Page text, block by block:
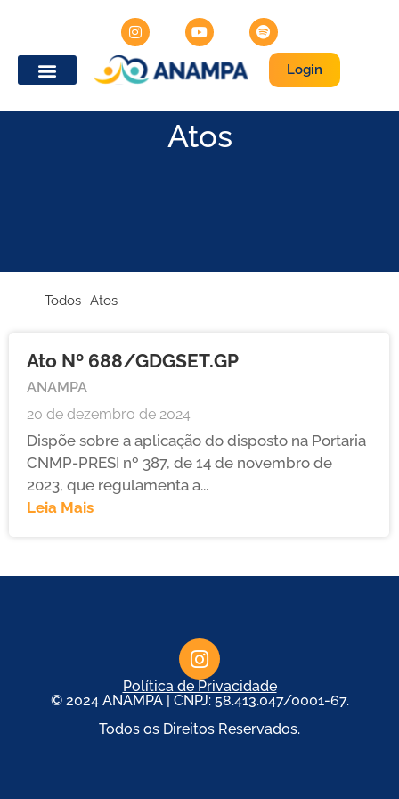
Login
Atos
Todos Atos
Ato Nº 688/GDGSET.GP
ANAMPA
20 de dezembro de 2024
Dispõe sobre a aplicação do disposto na Portaria
CNMP-PRESI nº 387, de 14 de novembro de
2023, que regulamenta a...
Leia Mais
Política de Privacidade
© 2024 ANAMPA | CNPJ: 58.413.047/0001-67.
Todos os Direitos Reservados.